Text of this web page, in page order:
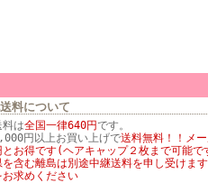
料について
料は全国一律640円です。
円以上お買い上げで送料無料！！メ
とお得です(ヘアキャップ２枚まで可能
を含む離島は別途中継送料を申し受けま
お求めください